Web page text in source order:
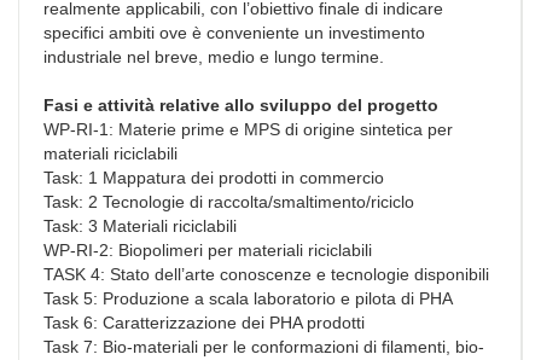
realmente applicabili, con l’obiettivo finale di indicare
specifici ambiti ove è conveniente un investimento
industriale nel breve, medio e lungo termine.
Fasi e attività relative allo sviluppo del progetto
WP-RI-1: Materie prime e MPS di origine sintetica per
materiali riciclabili
Task: 1 Mappatura dei prodotti in commercio
Task: 2 Tecnologie di raccolta/smaltimento/riciclo
Task: 3 Materiali riciclabili
WP-RI-2: Biopolimeri per materiali riciclabili
TASK 4: Stato dell’arte conoscenze e tecnologie disponibili
Task 5: Produzione a scala laboratorio e pilota di PHA
Task 6: Caratterizzazione dei PHA prodotti
Task 7: Bio-materiali per le conformazioni di filamenti, bio-